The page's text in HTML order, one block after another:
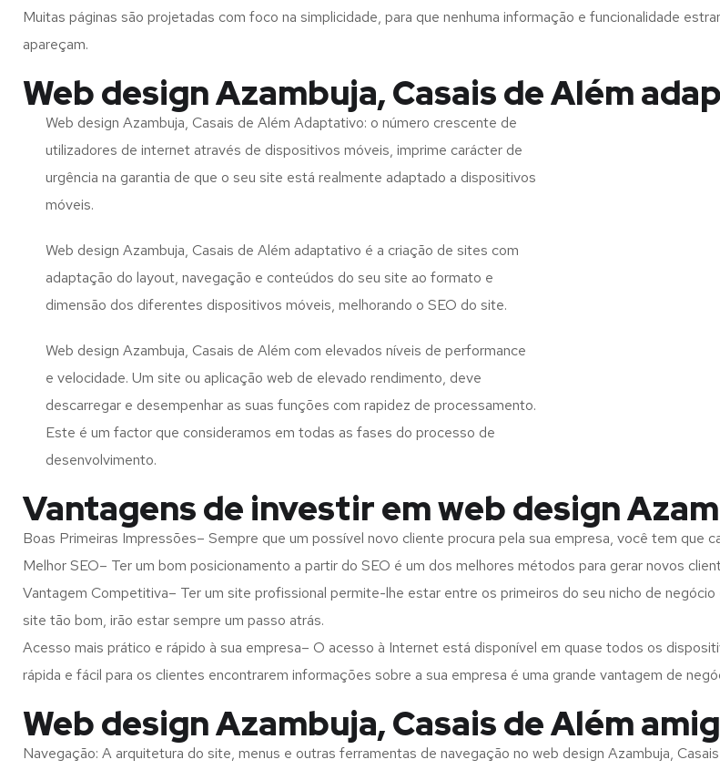
Muitas páginas são projetadas com foco na simplicidade, para que nenhuma informação e funcionalidade
apareçam.
Web design Azambuja, Casais de Além
Web design Azambuja, Casais de Além Adaptativo: o número crescente de
utilizadores de internet através de dispositivos móveis, imprime carácter de
urgência na garantia de que o seu site está realmente adaptado a dispositivos
móveis.
Web design Azambuja, Casais de Além adaptativo é a criação de sites com
adaptação do layout, navegação e conteúdos do seu site ao formato e
dimensão dos diferentes dispositivos móveis, melhorando o SEO do site.
Web design Azambuja, Casais de Além com elevados níveis de performance
e velocidade. Um site ou aplicação web de elevado rendimento, deve
descarregar e desempenhar as suas funções com rapidez de processamento.
Este é um factor que consideramos em todas as fases do processo de
desenvolvimento.
Vantagens de investir em web design
Boas Primeiras Impressões– Sempre que um possível novo cliente procura pela sua empresa, você tem que
Melhor SEO– Ter um bom posicionamento a partir do SEO é um dos melhores métodos para gerar novos
Vantagem Competitiva– Ter um site profissional permite-lhe estar entre os primeiros do seu nicho de
site tão bom, irão estar sempre um passo atrás.
Acesso mais prático e rápido à sua empresa– O acesso à Internet está disponível em quase todos os
rápida e fácil para os clientes encontrarem informações sobre a sua empresa é uma grande vantagem de
Web design Azambuja, Casais de Além
Navegação: A arquitetura do site, menus e outras ferramentas de navegação no web design Azambuja,